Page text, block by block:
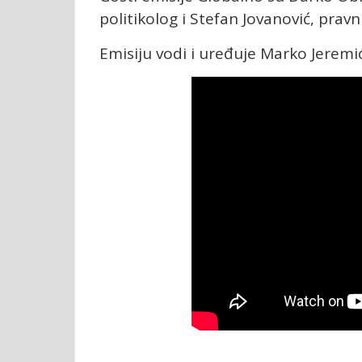
politikolog i Stefan Jovanović,
Emisiju vodi i uređuje Marko